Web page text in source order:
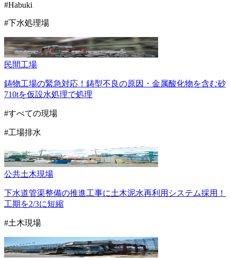
#Habuki
#下水処理場
民間工場
鋳物工場の緊急対応！鋳型不良の原因・金属酸化物を含む砂
710tを仮設水処理で処理
#すべての現場
#工場排水
公共土木現場
下水道管渠整備の推進工事に土木泥水再利用システム採用！
工期を2/3に短縮
#土木現場